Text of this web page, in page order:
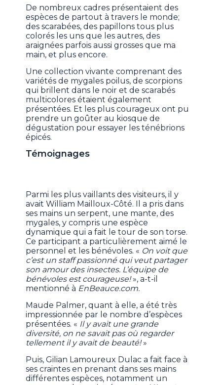
De nombreux cadres présentaient des
espèces de partout à travers le monde;
des scarabées, des papillons tous plus
colorés les uns que les autres, des
araignées parfois aussi grosses que ma
main, et plus encore.
Une collection vivante comprenant des
variétés de mygales poilus, de scorpions
qui brillent dans le noir et de scarabés
multicolores étaient également
présentées. Et les plus courageux ont pu
prendre un goûter au kiosque de
dégustation pour essayer les ténébrions
épicés.
Témoignages
Parmi les plus vaillants des visiteurs, il y
avait William Mailloux-Côté. Il a pris dans
ses mains un serpent, une mante, des
mygales, y compris une espèce
dynamique qui a fait le tour de son torse.
Ce participant a particulièrement aimé le
personnel et les bénévoles. « On voit que
c’est un staff passionné qui veut partager
son amour des insectes. L’équipe de
bénévoles est courageuse!», a-t-il
mentionné à EnBeauce.com.
Maude Palmer, quant à elle, a été très
impressionnée par le nombre d’espèces
présentées. « Il y avait une grande
diversité, on ne savait pas où regarder
tellement il y avait de beauté!»
Puis, Gilian Lamoureux Dulac a fait face à
ses craintes en prenant dans ses mains
différentes espèces, notamment un